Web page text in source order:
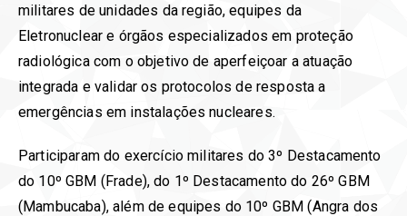
militares de unidades da região, equipes da
Eletronuclear e órgãos especializados em proteção
radiológica com o objetivo de aperfeiçoar a atuação
integrada e validar os protocolos de resposta a
emergências em instalações nucleares.
Participaram do exercício militares do 3º Destacamento
do 10º GBM (Frade), do 1º Destacamento do 26º GBM
(Mambucaba), além de equipes do 10º GBM (Angra dos